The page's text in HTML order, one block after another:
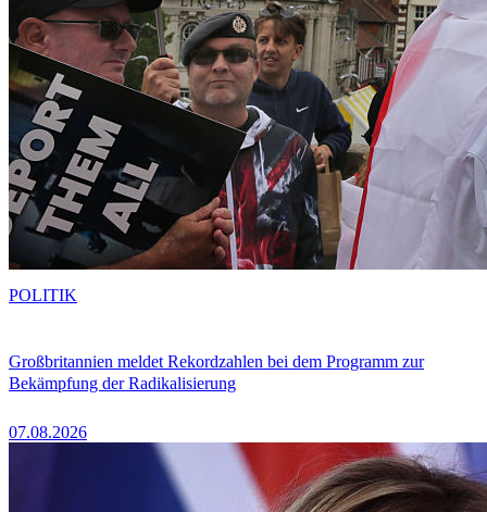
Großbritannien meldet Rekordzahlen bei dem Programm zur
Bekämpfung der Radikalisierung
07.08.2026
POLITIK